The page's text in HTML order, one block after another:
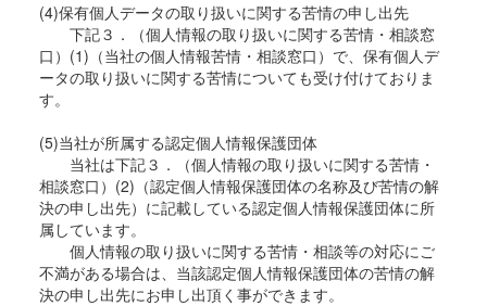
(4)保有個人データの取り扱いに関する苦情の申し出先
下記３．（個人情報の取り扱いに関する苦情・相談窓
口）(1)（当社の個人情報苦情・相談窓口）で、保有個人デ
ータの取り扱いに関する苦情についても受け付けておりま
す。
(5)当社が所属する認定個人情報保護団体
当社は下記３．（個人情報の取り扱いに関する苦情・
相談窓口）(2)（認定個人情報保護団体の名称及び苦情の解
決の申し出先）に記載している認定個人情報保護団体に所
属しています。
個人情報の取り扱いに関する苦情・相談等の対応にご
不満がある場合は、当該認定個人情報保護団体の苦情の解
決の申し出先にお申し出頂く事ができます。